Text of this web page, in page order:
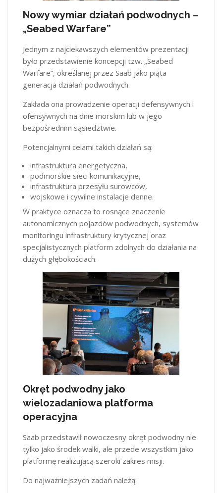
Nowy wymiar działań podwodnych –
„Seabed Warfare”
Jednym z najciekawszych elementów prezentacji
było przedstawienie koncepcji tzw. „Seabed
Warfare”, określanej przez Saab jako piąta
generacja działań podwodnych.
Zakłada ona prowadzenie operacji defensywnych i
ofensywnych na dnie morskim lub w jego
bezpośrednim sąsiedztwie.
Potencjalnymi celami takich działań są:
infrastruktura energetyczna,
podmorskie sieci komunikacyjne,
infrastruktura przesyłu surowców,
wojskowe i cywilne instalacje denne.
W praktyce oznacza to rosnące znaczenie
autonomicznych pojazdów podwodnych, systemów
monitoringu infrastruktury krytycznej oraz
specjalistycznych platform zdolnych do działania na
dużych głębokościach.
Okręt podwodny jako
wielozadaniowa platforma
operacyjna
Saab przedstawił nowoczesny okręt podwodny nie
tylko jako środek walki, ale przede wszystkim jako
platformę realizującą szeroki zakres misji.
Do najważniejszych zadań należą: